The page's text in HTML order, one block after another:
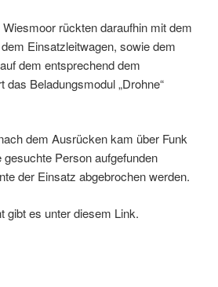
rückten daraufhin mit dem
Einsatzleitwagen, sowie dem
dem entsprechend dem
Beladungsmodul „Drohne“
dem Ausrücken kam über Funk
Person aufgefunden
der Einsatz abgebrochen werden.
gibt es unter diesem Link.